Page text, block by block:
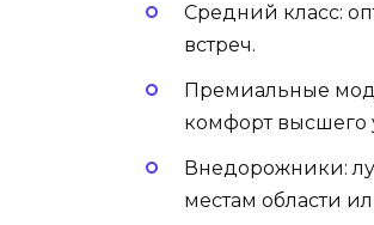
Средний класс:
встреч.
Премиальные
комфорт высшего
Внедорожники:
местам области